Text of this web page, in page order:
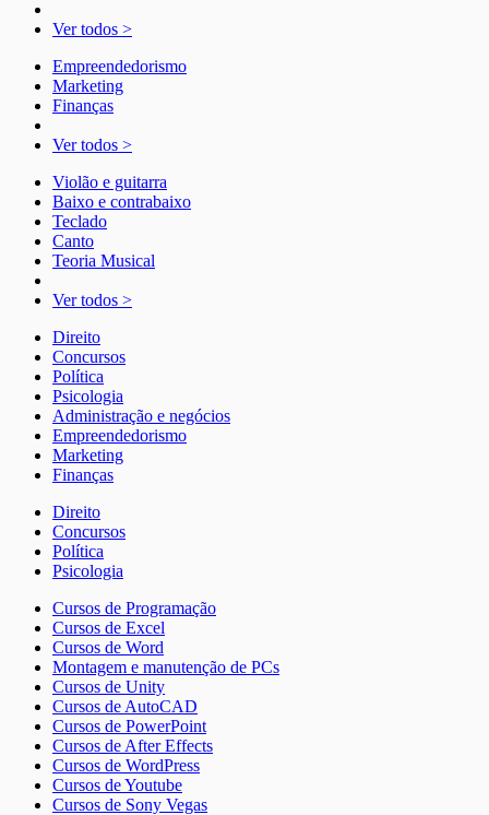
Ver todos >
Empreendedorismo
Marketing
Finanças
Ver todos >
Violão e guitarra
Baixo e contrabaixo
Teclado
Canto
Teoria Musical
Ver todos >
Direito
Concursos
Política
Psicologia
Administração e negócios
Empreendedorismo
Marketing
Finanças
Direito
Concursos
Política
Psicologia
Cursos de Programação
Cursos de Excel
Cursos de Word
Montagem e manutenção de PCs
Cursos de Unity
Cursos de AutoCAD
Cursos de PowerPoint
Cursos de After Effects
Cursos de WordPress
Cursos de Youtube
Cursos de Sony Vegas